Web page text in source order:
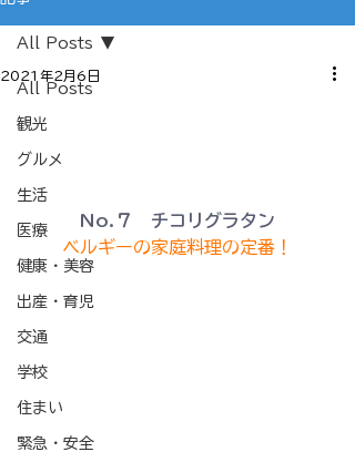
All Posts
観光
グルメ
生活
医療
健康・美容
出産・育児
交通
学校
住まい
緊急・安全
All Posts
2021年2月6日
No.７　チコリグラタン
ベルギーの家庭料理の定番！